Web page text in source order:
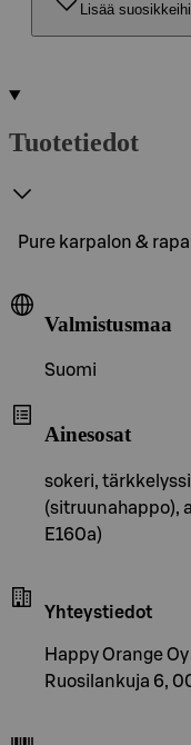
Lisää
Tuotetiedot
Pure karpalon &
Valmistusmaa
Suomi
Ainesosat
sokeri,
(sitruunahappo),
E160a)
Yhteystiedot
Happy Orange Oy
Ruosilankuja 6,